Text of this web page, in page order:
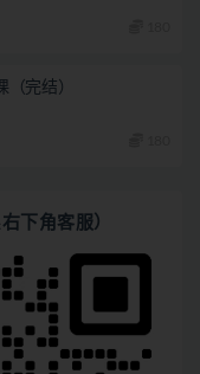
完结）
下角客服）